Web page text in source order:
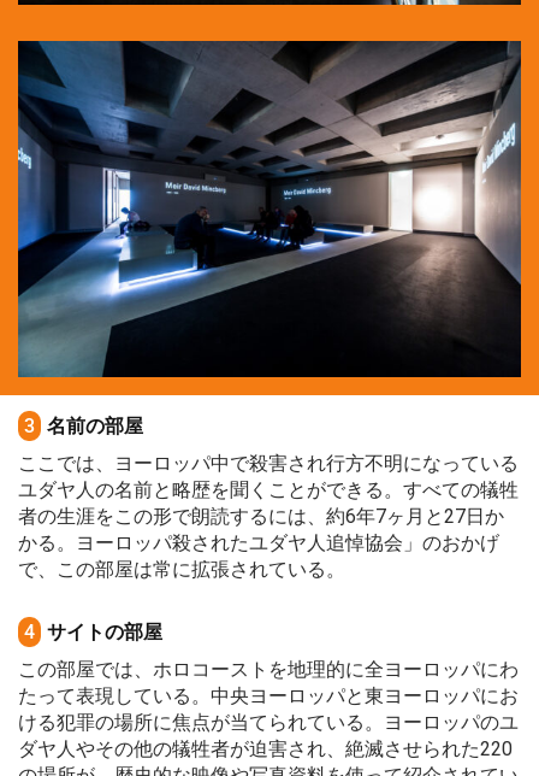
3 名前の部屋
ここでは、ヨーロッパ中で殺害され行方不明になっている
ユダヤ人の名前と略歴を聞くことができる。すべての犠牲
者の生涯をこの形で朗読するには、約6年7ヶ月と27日か
かる。ヨーロッパ殺されたユダヤ人追悼協会」のおかげ
で、この部屋は常に拡張されている。
4 サイトの部屋
この部屋では、ホロコーストを地理的に全ヨーロッパにわ
たって表現している。中央ヨーロッパと東ヨーロッパにお
ける犯罪の場所に焦点が当てられている。ヨーロッパのユ
ダヤ人やその他の犠牲者が迫害され、絶滅させられた220